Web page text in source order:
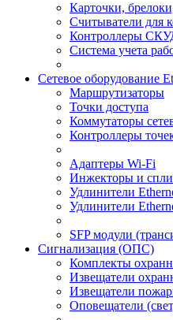
Карточки,
Считыватели для
Контроллеры
Система учета
Сетевое оборудование
Маршрутизаторы
Точки доступа
Коммутаторы
Контроллеры
Адаптеры Wi-Fi
Инжекторы и
Удлинители
Удлинители
SFP модули
Сигнализация (ОПС)
Комплекты
Извещатели
Извещатели
Оповещатели